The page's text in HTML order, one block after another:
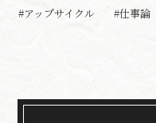
#アップサイクル
#仕事論